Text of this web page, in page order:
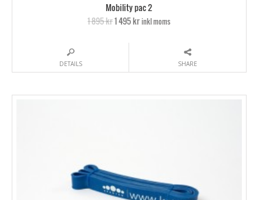
Mobility pac 2
1 895 kr1 495 krinkl moms
DETAILS SHARE